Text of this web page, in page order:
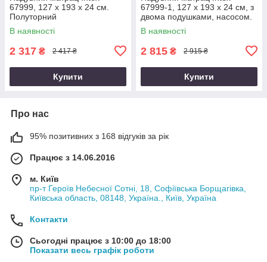
67999, 127 х 193 х 24 см.
Полуторний
В наявності
2 317 ₴ 2 417 ₴
Купити
67999-1, 127 х 193 х 24 см, з
двома подушками, насосом.
Напівторний
В наявності
2 815 ₴ 2 915 ₴
Купити
Про нас
95% позитивних з 168 відгуків за рік
Працює з 14.06.2016
м. Київ
пр-т Героїв Небесної Сотні, 18, Софіївська Борщагівка,
Київська область, 08148, Україна., Київ, Україна
Контакти
Сьогодні працює з 10:00 до 18:00
Показати весь графік роботи